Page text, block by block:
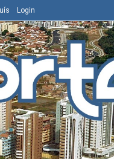
Login